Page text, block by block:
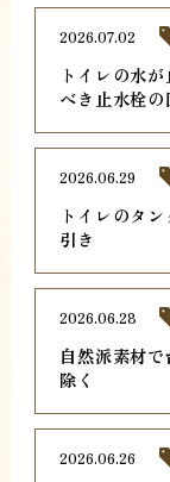
トイレの水
べき止水栓の
2026.07.02
トイレのタ
引き
2026.06.29
自然派素材
除く
2026.06.28
2026.06.26